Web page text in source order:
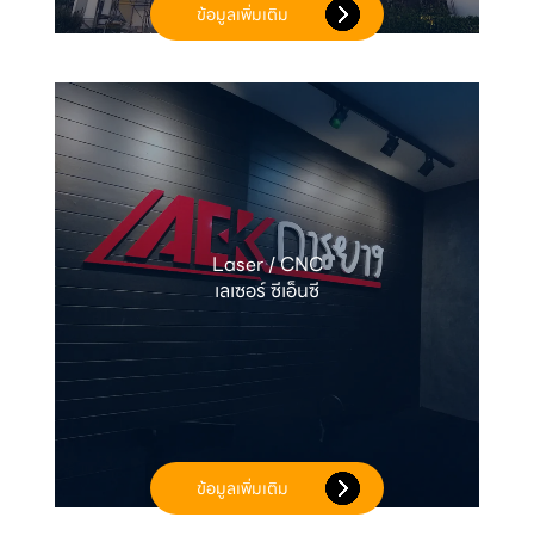
ข้อมูลเพิ่มเติม
Laser / CNC
เลเซอร์ ซีเอ็นซี
ข้อมูลเพิ่มเติม